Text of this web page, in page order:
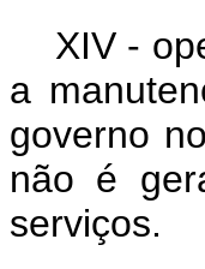
XIV -
a
governo
não é
serviços.